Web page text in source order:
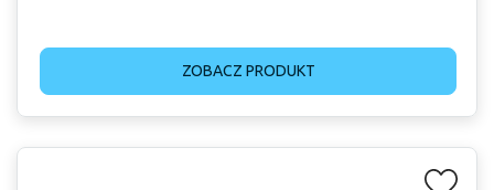
ZOBACZ PRODUKT